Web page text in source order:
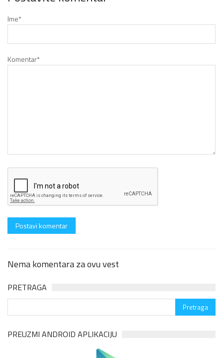
Ime*
Komentar*
Nema komentara za ovu vest
PRETRAGA
PREUZMI ANDROID APLIKACIJU